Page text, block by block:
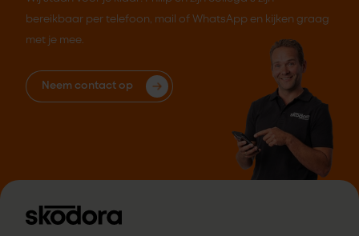
bereikbaar per telefoon, mail of WhatsApp en kijken graag
met je mee.
Neem contact op